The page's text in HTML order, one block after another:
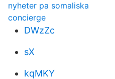
nyheter pa somaliska
concierge
DWzZc
sX
kqMKY